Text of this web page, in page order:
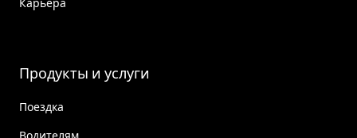
Карьера
Продукты и услуги
Поездка